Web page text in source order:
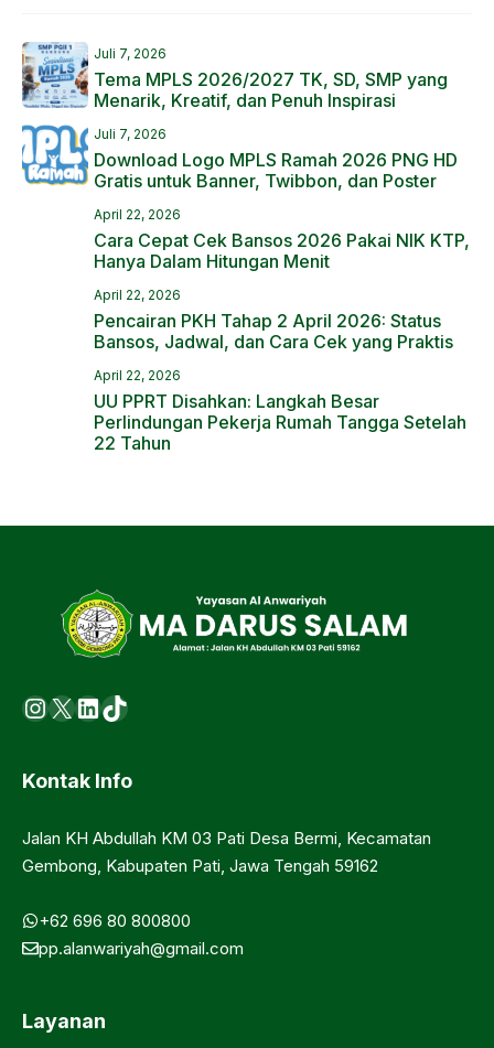
Juli 7, 2026
Tema MPLS 2026/2027 TK, SD, SMP yang
Menarik, Kreatif, dan Penuh Inspirasi
Juli 7, 2026
Download Logo MPLS Ramah 2026 PNG HD
Gratis untuk Banner, Twibbon, dan Poster
April 22, 2026
Cara Cepat Cek Bansos 2026 Pakai NIK KTP,
Hanya Dalam Hitungan Menit
April 22, 2026
Pencairan PKH Tahap 2 April 2026: Status
Bansos, Jadwal, dan Cara Cek yang Praktis
April 22, 2026
UU PPRT Disahkan: Langkah Besar
Perlindungan Pekerja Rumah Tangga Setelah
22 Tahun
Instagram
X LinkedIn
https://www.tiktok.com/
Kontak Info
Jalan KH Abdullah KM 03 Pati Desa Bermi, Kecamatan
Gembong, Kabupaten Pati, Jawa Tengah 59162
+62 696 80 800800
pp.alanwariyah@gmail.com
Layanan